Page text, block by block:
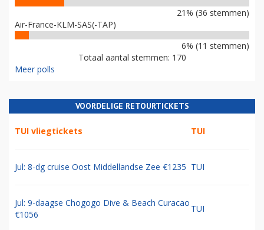
21% (36 stemmen)
Air-France-KLM-SAS(-TAP)
6% (11 stemmen)
Totaal aantal stemmen: 170
Meer polls
VOORDELIGE RETOURTICKETS
TUI vliegtickets TUI
Jul: 8-dg cruise Oost Middellandse Zee €1235 TUI
Jul: 9-daagse Chogogo Dive & Beach Curacao
€1056
TUI